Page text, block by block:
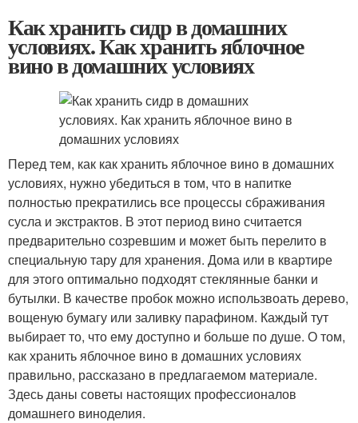
Как хранить сидр в домашних
условиях. Как хранить яблочное
вино в домашних условиях
Перед тем, как как хранить яблочное вино в домашних
условиях, нужно убедиться в том, что в напитке
полностью прекратились все процессы сбраживания
сусла и экстрактов. В этот период вино считается
предварительно созревшим и может быть перелито в
специальную тару для хранения. Дома или в квартире
для этого оптимально подходят стеклянные банки и
бутылки. В качестве пробок можно использвоать дерево,
вощеную бумагу или заливку парафином. Каждый тут
выбирает то, что ему доступно и больше по душе. О том,
как хранить яблочное вино в домашних условиях
правильно, рассказано в предлагаемом материале.
Здесь даны советы настоящих профессионалов
домашнего виноделия.